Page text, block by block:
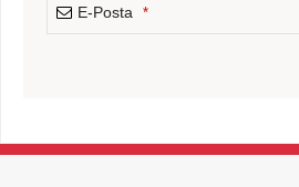
E-Posta *
field